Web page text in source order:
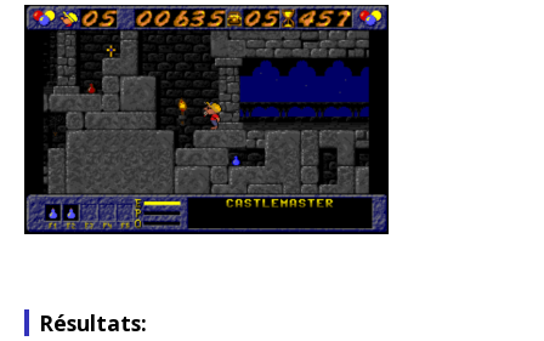
Résultats: